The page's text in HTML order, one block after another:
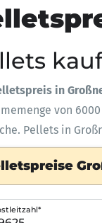
in
von
Pellets in